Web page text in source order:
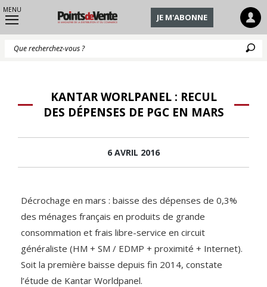
MENU
JE M'ABONNE
KANTAR WORLPANEL : RECUL
DES DÉPENSES DE PGC EN MARS
6 AVRIL 2016
Décrochage en mars : baisse des dépenses de 0,3%
des ménages français en produits de grande
consommation et frais libre-service en circuit
généraliste (HM + SM / EDMP + proximité + Internet).
Soit la première baisse depuis fin 2014, constate
l’étude de Kantar Worldpanel.